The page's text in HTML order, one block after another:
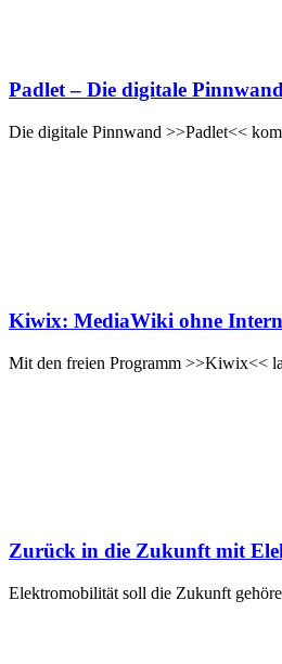
Padlet – Die digitale
Die digitale Pinnwand >>Padlet<<
Kiwix: MediaWiki ohne
Mit den freien Programm >>Kiwix<<
Zurück in die Zukunft mit
Elektromobilität soll die Zukunft